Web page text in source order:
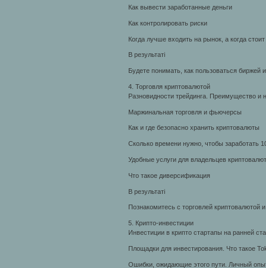
Как вывести заработанные деньги
Как контролировать риски
Когда лучше входить на рынок, а когда
В результаті
Будете понимать, как пользоваться
4. Торговля криптовалютой
Разновидности трейдинга. Преимущество и
Маржинальная торговля и фьючерсы
Как и где безопасно хранить криптовалюты
Сколько времени нужно, чтобы заработать
Удобные услуги для владельцев криптовалют
Что такое диверсификация
В результаті
Познакомитесь с торговлей
5. Крипто-инвестиции
Инвестиции в крипто стартапы на ранней
Площадки для инвестирования. Что такое
Ошибки, ожидающие этого пути. Личный